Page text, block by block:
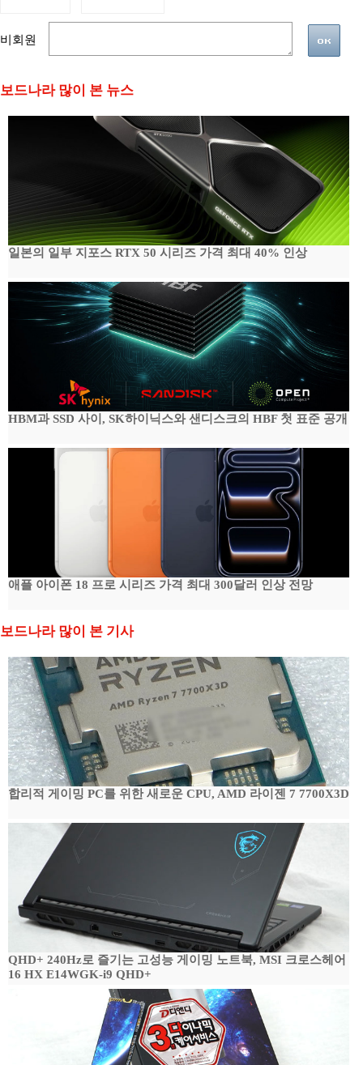
비회원
보드나라 많이 본 뉴스
일본의 일부 지포스 RTX 50 시리즈 가격 최대 40% 인상
HBM과 SSD 사이, SK하이닉스와 샌디스크의 HBF 첫 표준 공개
애플 아이폰 18 프로 시리즈 가격 최대 300달러 인상 전망
보드나라 많이 본 기사
합리적 게이밍 PC를 위한 새로운 CPU, AMD 라이젠 7 7700X3D
QHD+ 240Hz로 즐기는 고성능 게이밍 노트북, MSI 크로스헤어
16 HX E14WGK-i9 QHD+